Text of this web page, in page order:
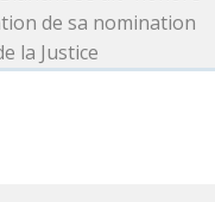
de sa nomination
la Justice